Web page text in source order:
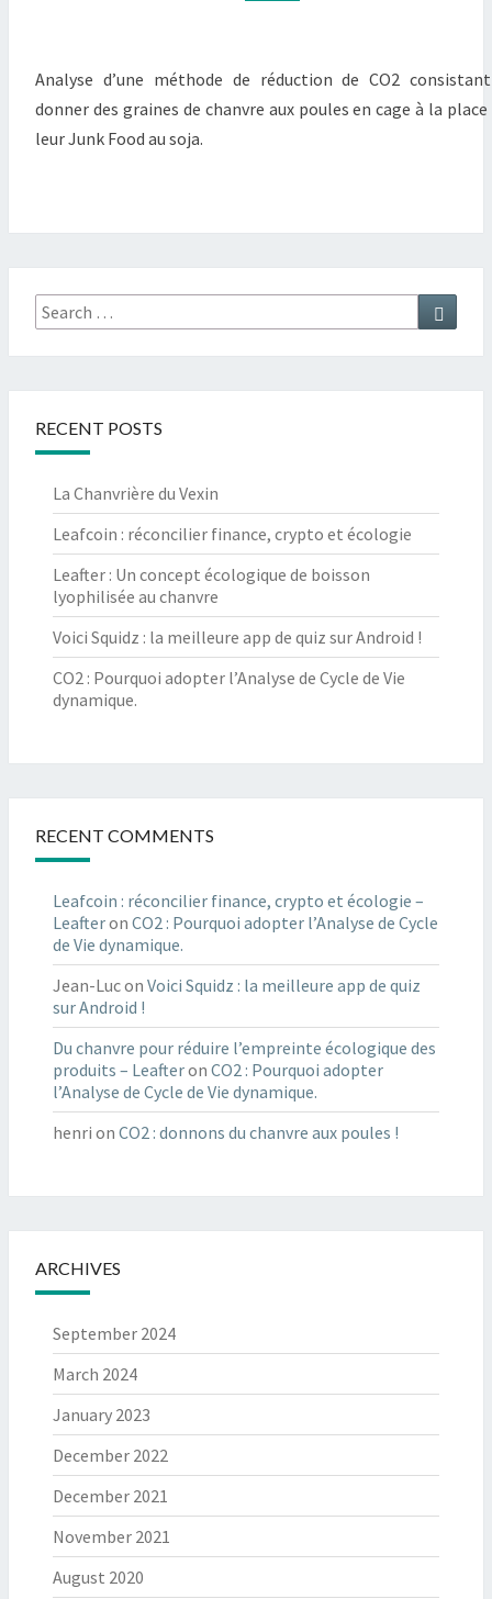
Analyse d’une méthode de réduction de CO2
donner des graines de chanvre aux poules en cage à la place
leur Junk Food au soja.
Search
for:
Search
RECENT POSTS
La Chanvrière du Vexin
Leafcoin : réconcilier finance, crypto et écologie
Leafter : Un concept écologique de boisson
lyophilisée au chanvre
Voici Squidz : la meilleure app de quiz sur Android !
CO2 : Pourquoi adopter l’Analyse de Cycle de Vie
dynamique.
RECENT COMMENTS
Leafcoin : réconcilier finance, crypto et écologie –
Leafteron CO2 : Pourquoi adopter l’Analyse de Cycle
de Vie dynamique.
Jean-Lucon Voici Squidz : la meilleure app de quiz
sur Android !
Du chanvre pour réduire l’empreinte écologique des
produits – Leafteron CO2 : Pourquoi adopter
l’Analyse de Cycle de Vie dynamique.
henri on CO2 : donnons du chanvre aux poules !
ARCHIVES
September 2024
March 2024
January 2023
December 2022
December 2021
November 2021
August 2020